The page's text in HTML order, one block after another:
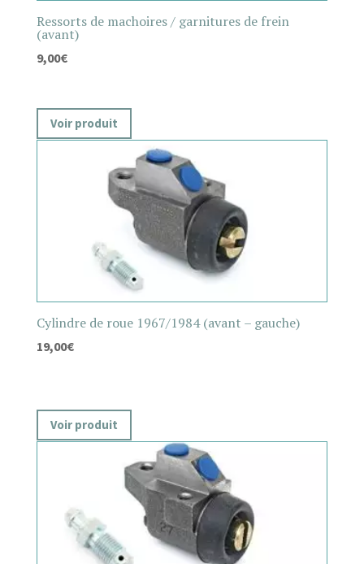
Ressorts de machoires / garnitures de frein
(avant)
9,00€
Voir produit
Cylindre de roue 1967/1984 (avant – gauche)
19,00€
Voir produit